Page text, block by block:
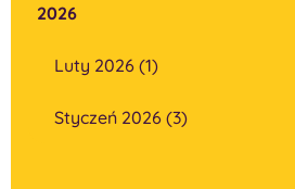
2026
Luty 2026 (1)
Styczeń 2026 (3)